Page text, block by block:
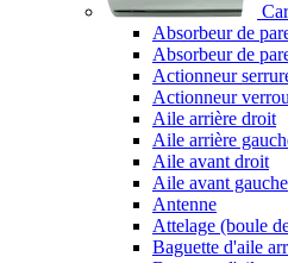
Absorbeur de
Absorbeur de
Actionneur
Actionneur
Aile arrière droit
Aile arrière
Aile avant droit
Aile avant gauche
Antenne
Attelage (boule
Baguette d'aile